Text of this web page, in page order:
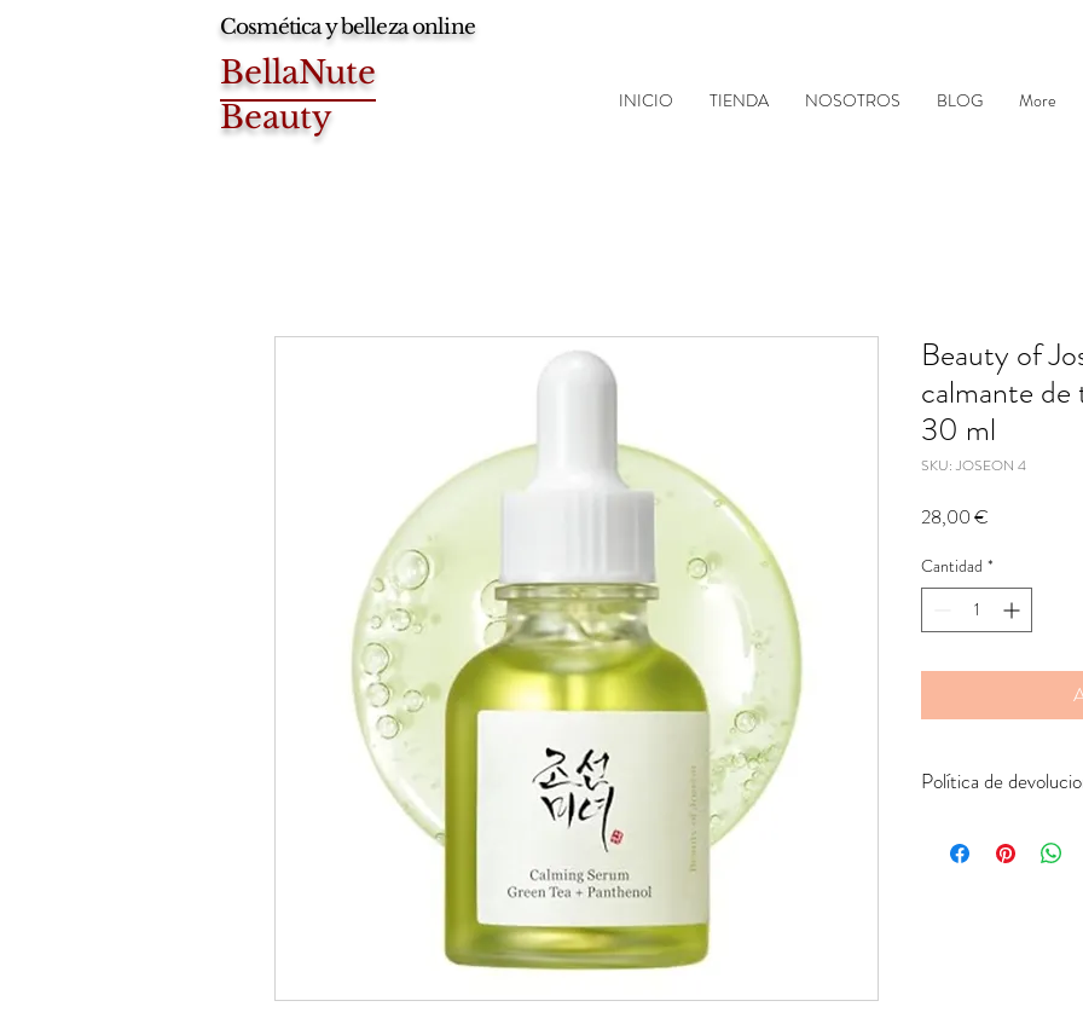
Cosmética y belleza online
BellaNute
Beauty
INICIO TIENDA NOSOTROS BLOG More
Beauty of
calmante
30 ml
SKU: JOSEON 4
28,00 €
Cantidad *
Política de
a cargo del comprador